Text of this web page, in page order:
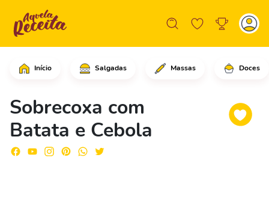
Início Salgadas Massas Doces
Sobrecoxa com
Batata e Cebola
Em uma assadeira grande,